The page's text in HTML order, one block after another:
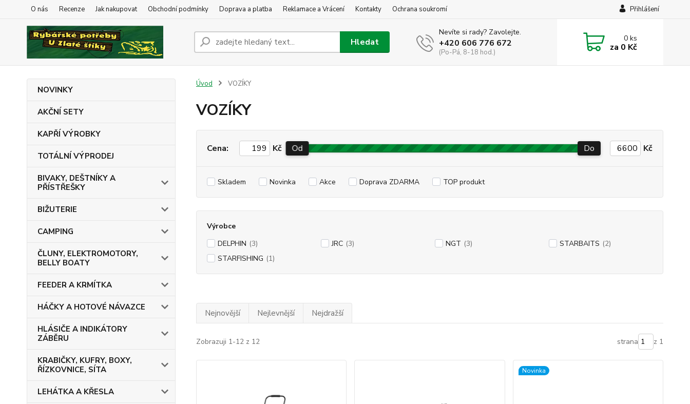
O nás Recenze Jak nakupovat Obchodní podmínky Doprava a platba Reklamace a Vrácení Kontakty Ochrana soukromí Přihlášení
Hledat
Nevíte si rady? Zavolejte.
+420 606 776 672
(Po-Pá, 8-18 hod.)
0ks
za 0 Kč
NOVINKY
AKČNÍ SETY
KAPŘÍ VÝROBKY
TOTÁLNÍ VÝPRODEJ
BIVAKY, DEŠTNÍKY A
PŘÍSTŘEŠKY
BIŽUTERIE
CAMPING
ČLUNY, ELEKTROMOTORY,
BELLY BOATY
FEEDER A KRMÍTKA
HÁČKY A HOTOVÉ NÁVAZCE
HLÁSIČE A INDIKÁTORY
ZÁBĚRU
KRABIČKY, KUFRY, BOXY,
ŘÍZKOVNICE, SÍTA
LEHÁTKA A KŘESLA
Úvod VOZÍKY
VOZÍKY
Cena: Kč Od Do Kč
Skladem Novinka Akce Doprava ZDARMA TOP produkt
Výrobce
DELPHIN (3) JRC (3) NGT (3) STARBAITS (2)
STARFISHING (1)
Nejnovější Nejlevnější Nejdražší
Zobrazuji 1-12 z 12 strana z 1
Novinka